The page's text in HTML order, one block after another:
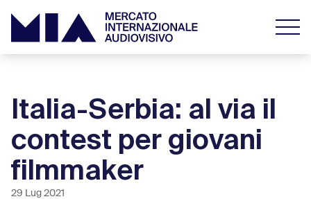
Italia-Serbia: al via il
contest per giovani
filmmaker
29 Lug 2021